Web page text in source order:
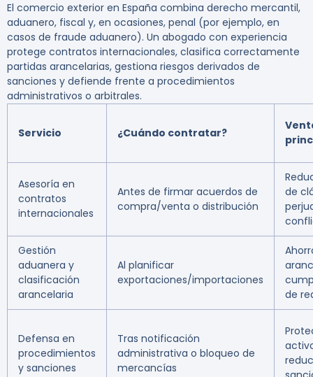
El comercio exterior en España combina derecho mercantil,
aduanero, fiscal y, en ocasiones, penal (por ejemplo, en
casos de fraude aduanero). Un abogado con experiencia
protege contratos internacionales, clasifica correctamente
partidas arancelarias, gestiona riesgos derivados de
sanciones y defiende frente a procedimientos
administrativos o arbitrales.
Servicio ¿Cuándo contratar?
Asesoría en
contratos
internacionales
Antes de firmar acuerdos de
compra/venta o distribución
de
Gestión
aduanera y
clasificación
arancelaria
Al planificar
exportaciones/importaciones
de
Defensa en
procedimientos
y sanciones
Tras notificación
administrativa o bloqueo de
mercancías